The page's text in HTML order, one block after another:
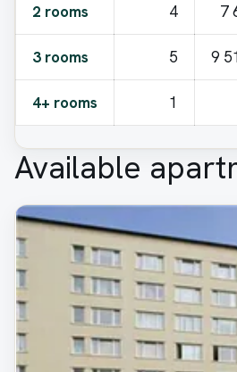
2 rooms 4 7
3 rooms 5 9
4+ rooms 1
Available